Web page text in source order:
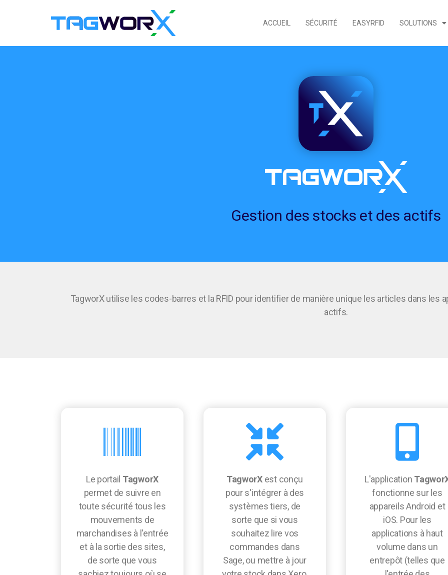
ACCUEIL SÉCURITÉ EASYRFID SOLUTIONS
Gestion des stocks et des actifs
TagworX utilise les codes-barres et la RFID pour identifier de manière unique les articles dans
actifs.
Le portail TagworX
permet de suivre en
toute sécurité tous les
mouvements de
marchandises à l'entrée
et à la sortie des sites,
de sorte que vous
TagworXest conçu
pour s'intégrer à des
systèmes tiers, de
sorte que si vous
souhaitez lire vos
commandes dans
Sage, ou mettre à jour
L'application
fonctionne sur les
appareils Android et
iOS. Pour les
applications à haut
volume dans un
entrepôt (telles que